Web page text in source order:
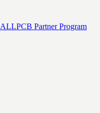
ALLPCB Partner Program